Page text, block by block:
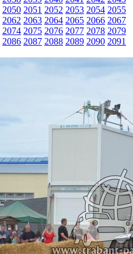
2050 2051 2052 2053 2054 2055
2062 2063 2064 2065 2066 2067
2074 2075 2076 2077 2078 2079
2086 2087 2088 2089 2090 2091